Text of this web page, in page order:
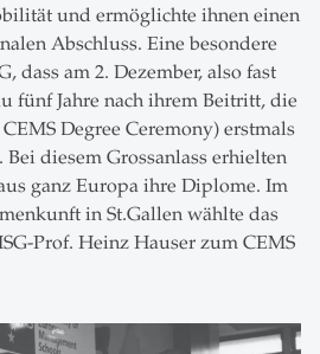
und ermöglichte ihnen einen
Abschluss. Eine besondere
dass am 2. Dezember, also fast
fünf Jahre nach ihrem Beitritt, die
Degree Ceremony) erstmals
diesem Grossanlass erhielten
ganz Europa ihre Diplome. Im
in St.Gallen wählte das
Prof. Heinz Hauser zum CEMS